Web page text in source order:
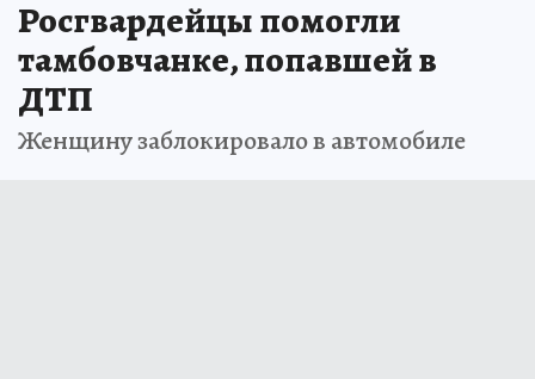
Росгвардейцы помогли
тамбовчанке, попавшей в
ДТП
Женщину заблокировало в автомобиле